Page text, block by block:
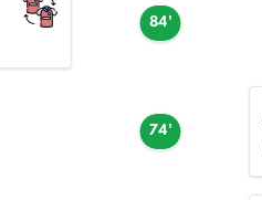
84'
74'